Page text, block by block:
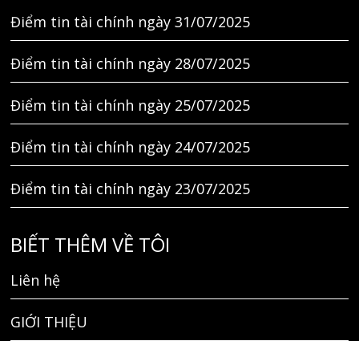
Điểm tin tài chính ngày 31/07/2025
Điểm tin tài chính ngày 28/07/2025
Điểm tin tài chính ngày 25/07/2025
Điểm tin tài chính ngày 24/07/2025
Điểm tin tài chính ngày 23/07/2025
BIẾT THÊM VỀ TÔI
Liên hệ
GIỚI THIỆU